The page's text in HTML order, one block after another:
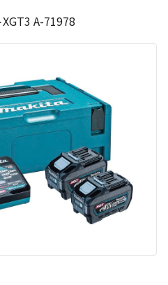
A-71978